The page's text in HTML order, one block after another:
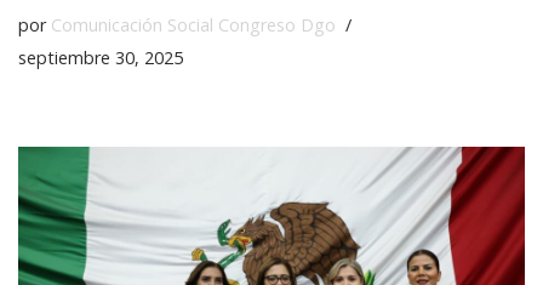
por Comunicación Social Congreso Dgo
septiembre 30, 2025